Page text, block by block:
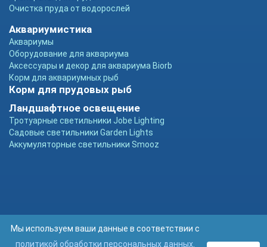
Очистка пруда от водорослей
Аквариумистика
Аквариумы
Оборудование для аквариума
Аксессуары и декор для аквариума Biorb
Корм для аквариумных рыб
Корм для прудовых рыб
Ландшафтное освещение
Тротуарные светильники Jobe Lighting
Садовые светильники Garden Lights
Аккумуляторные светильники Smooz
Мы используем ваши данные в соответствии с
политикой обработки персональных данных